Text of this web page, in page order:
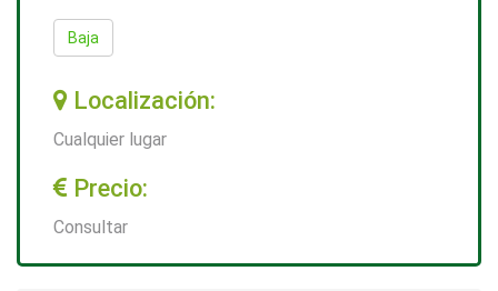
Baja
Localización:
Cualquier lugar
Precio:
Consultar